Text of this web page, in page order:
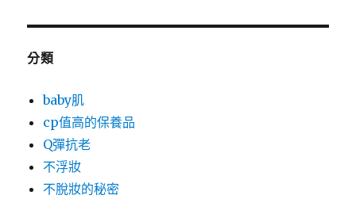
分類
baby肌
cp值高的保養品
Q彈抗老
不浮妝
不脫妝的秘密